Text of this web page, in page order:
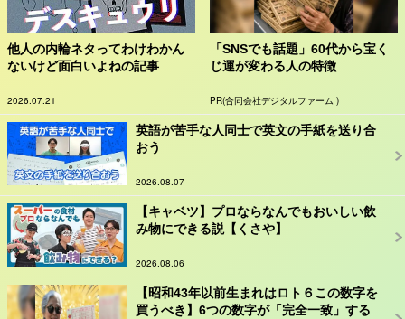
他人の内輪ネタってわけわかん
ないけど面白いよねの記事
2026.07.21
「SNSでも話題」60代から宝く
じ運が変わる人の特徴
PR(合同会社デジタルファーム )
英語が苦手な人同士で英文の手紙を送り合
おう
2026.08.07
【キャベツ】プロならなんでもおいしい飲
み物にできる説【くさや】
2026.08.06
【昭和43年以前生まれはロト６この数字を
買うべき】6つの数字が「完全一致」する